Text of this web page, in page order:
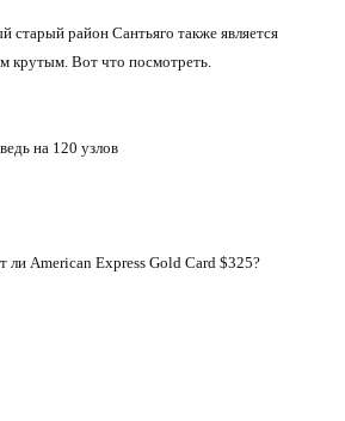
старый район Сантьяго также является
крутым. Вот что посмотреть.
на 120 узлов
ли American Express Gold Card $325?